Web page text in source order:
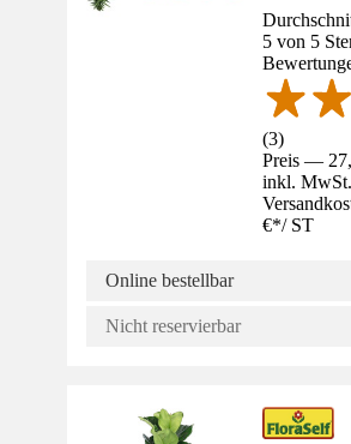
5 von 5
(3)
Preis —
inkl.
€*/ ST
Online bestellbar
Nicht reservierbar